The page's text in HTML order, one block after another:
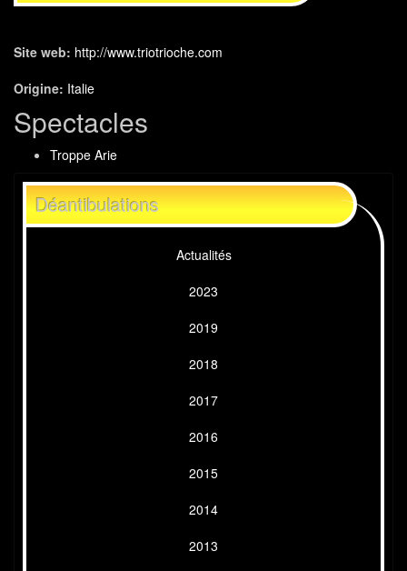
Site web: http://www.triotrioche.com
Origine: Italie
Spectacles
Troppe Arie
Déantibulations
Actualités
2023
2019
2018
2017
2016
2015
2014
2013